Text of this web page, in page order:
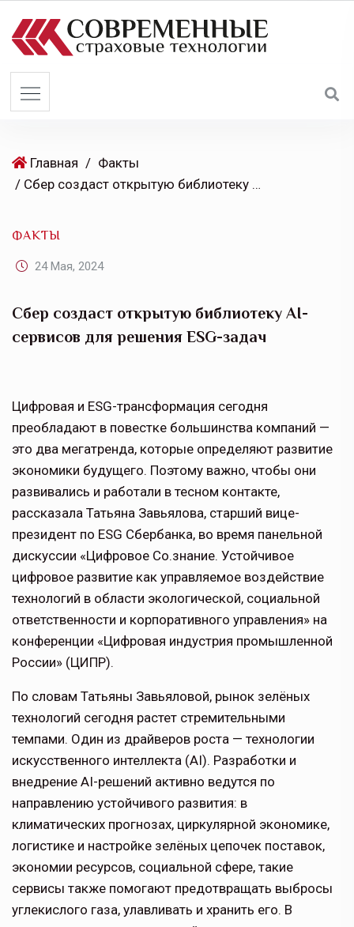
Главная / Факты
/ Сбер создаст открытую библиотеку AI-сервисов для решения ESG-задач
ФАКТЫ
24 Мая, 2024
Сбер создаст открытую библиотеку AI-
сервисов для решения ESG-задач
Цифровая и ESG-трансформация сегодня
преобладают в повестке большинства компаний —
это два мегатренда, которые определяют развитие
экономики будущего. Поэтому важно, чтобы они
развивались и работали в тесном контакте,
расcказала Татьяна Завьялова, старший вице-
президент по ESG Сбербанка, во время панельной
дискуссии «Цифровое Со.знание. Устойчивое
цифровое развитие как управляемое воздействие
технологий в области экологической, социальной
ответственности и корпоративного управления» на
конференции «Цифровая индустрия промышленной
России» (ЦИПР).
По словам Татьяны Завьяловой, рынок зелёных
технологий сегодня растет стремительными
темпами. Один из драйверов роста — технологии
искусственного интеллекта (AI). Разработки и
внедрение AI-решений активно ведутся по
направлению устойчивого развития: в
климатических прогнозах, циркулярной экономике,
логистике и настройке зелёных цепочек поставок,
экономии ресурсов, социальной сфере, такие
сервисы также помогают предотвращать выбросы
углекислого газа, улавливать и хранить его. В